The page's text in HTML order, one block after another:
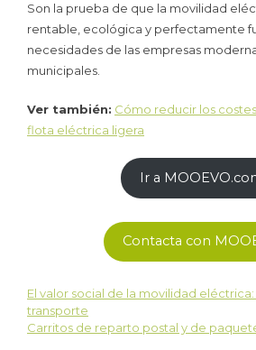
Son la prueba de que la movilidad
rentable, ecológica y perfectamente
necesidades de las empresas
municipales.
Ver también: Cómo reducir los
flota eléctrica ligera
Ir a
Contacta con
El valor social de la movilidad eléctrica:
transporte
Carritos de reparto postal y de